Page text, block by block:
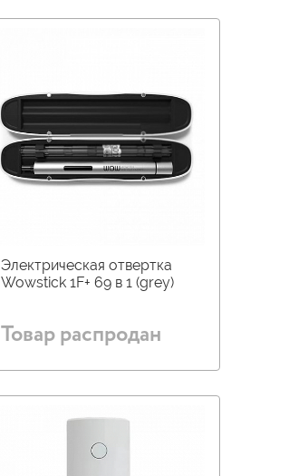
Электрическая отвертка
Wowstick 1F+ 69 в 1 (grey)
Товар распродан